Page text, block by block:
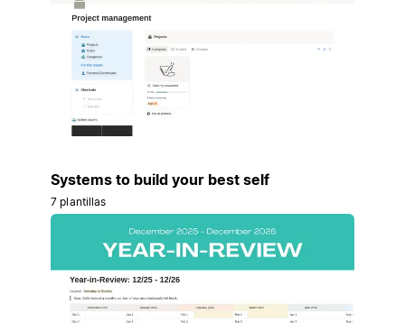
Systems to build your best self
7 plantillas